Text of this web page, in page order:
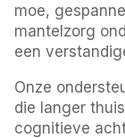
moe,
mantelzorg
een
Onze
die langer
cognitieve